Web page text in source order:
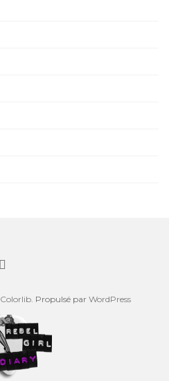
Colorlib. Propulsé par WordPress